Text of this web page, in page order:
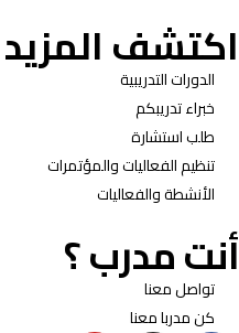
اكتشف المزيد
الدورات التدريبية
خبراء تدريبكم
طلب استشارة
تنظيم الفعاليات والمؤتمرات
الأنشطة والفعاليات
أنت مدرب ؟
تواصل معنا
كن مدربا معنا